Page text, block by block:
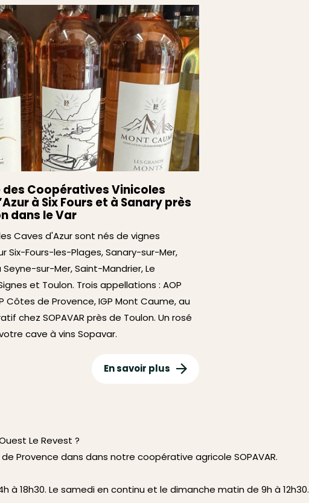
des Coopératives Vinicoles
à Six Fours et à Sanary près
dans le Var
Caves d'Azur sont nés de vignes
Six-Fours-les-Plages, Sanary-sur-Mer,
Seyne-sur-Mer, Saint-Mandrier, Le
et Toulon. Trois appellations : AOP
Côtes de Provence, IGP Mont Caume, au
chez SOPAVAR près de Toulon. Un rosé
cave à vins Sopavar.
En savoir plus
Le Revest ?
Provence dans dans notre coopérative agricole SOPAVAR.
à 18h30. Le samedi en continu et le dimanche matin de 9h à 12h30.